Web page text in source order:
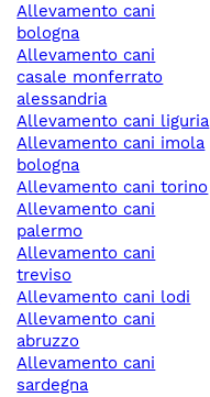
allevamento cani
bologna
allevamento cani
casale monferrato
alessandria
allevamento cani liguria
allevamento cani imola
bologna
allevamento cani torino
allevamento cani
palermo
allevamento cani
treviso
allevamento cani lodi
allevamento cani
abruzzo
allevamento cani
sardegna